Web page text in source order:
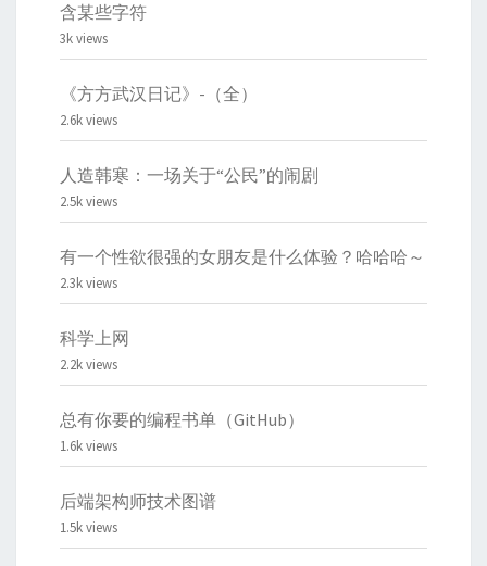
含某些字符
3k views
《方方武汉日记》-（全）
2.6k views
人造韩寒：一场关于“公民”的闹剧
2.5k views
有一个性欲很强的女朋友是什么体验？哈哈哈～
2.3k views
科学上网
2.2k views
总有你要的编程书单（GitHub）
1.6k views
后端架构师技术图谱
1.5k views